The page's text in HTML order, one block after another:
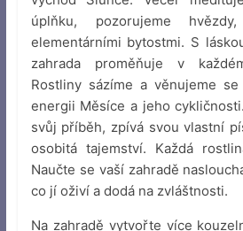
úplňku, pozorujeme
elementárními bytostmi. S
zahrada proměňuje v
Rostliny sázíme a věnujeme
energii Měsíce a jeho
svůj příběh, zpívá svou vlastní
osobitá tajemství. Každá
Naučte se vaší zahradě
co jí oživí a dodá na zvláštnosti.
Na zahradě vytvořte více